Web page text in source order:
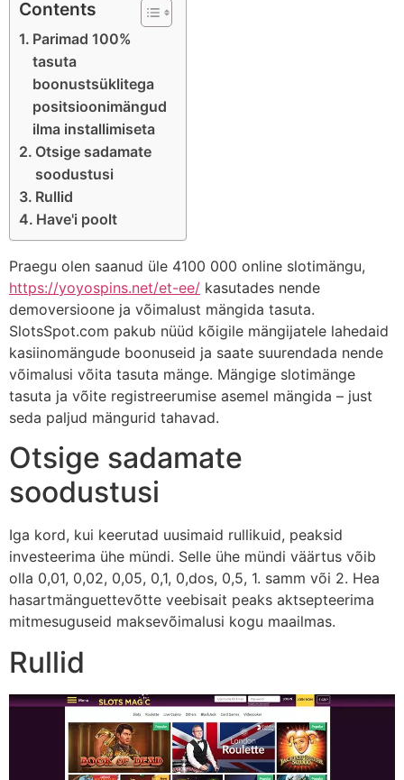
Contents
Parimad 100%
tasuta
boonustsüklitega
positsioonimängud
ilma installimiseta
Otsige sadamate
soodustusi
Rullid
Have'i poolt
Praegu olen saanud üle 4100 000 online slotimängu,
https://yoyospins.net/et-ee/ kasutades nende
demoversioone ja võimalust mängida tasuta.
SlotsSpot.com pakub nüüd kõigile mängijatele lahedaid
kasiinomängude boonuseid ja saate suurendada nende
võimalusi võita tasuta mänge. Mängige slotimänge
tasuta ja võite registreerumise asemel mängida – just
seda paljud mängurid tahavad.
Otsige sadamate
soodustusi
Iga kord, kui keerutad uusimaid rullikuid, peaksid
investeerima ühe mündi. Selle ühe mündi väärtus võib
olla 0,01, 0,02, 0,05, 0,1, 0,dos, 0,5, 1. samm või 2. Hea
hasartmänguettevõtte veebisait peaks aktsepteerima
mitmesuguseid maksevõimalusi kogu maailmas.
Rullid